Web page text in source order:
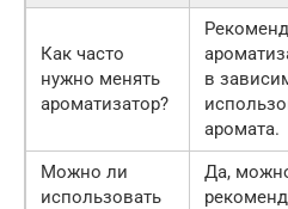
Как часто
нужно менять
ароматизатор?
в
аромата.
Можно ли
использовать
Да,